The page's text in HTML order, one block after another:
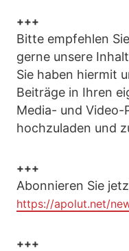
+++
Bitte empfehlen
gerne unsere
Sie haben hiermit
Beiträge in Ihren
Media- und
hochzuladen und
+++
Abonnieren Sie
https://apolut.net/
+++